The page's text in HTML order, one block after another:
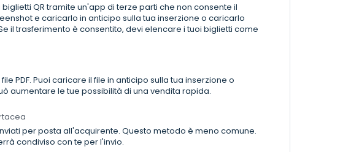
QR tramite un'app di terze parti che non consente il
e caricarlo in anticipo sulla tua inserzione o caricarlo
il trasferimento è consentito, devi elencare i tuoi biglietti come
PDF. Puoi caricare il file in anticipo sulla tua inserzione o
aumentare le tue possibilità di una vendita rapida.
per posta all'acquirente. Questo metodo è meno comune.
condiviso con te per l'invio.